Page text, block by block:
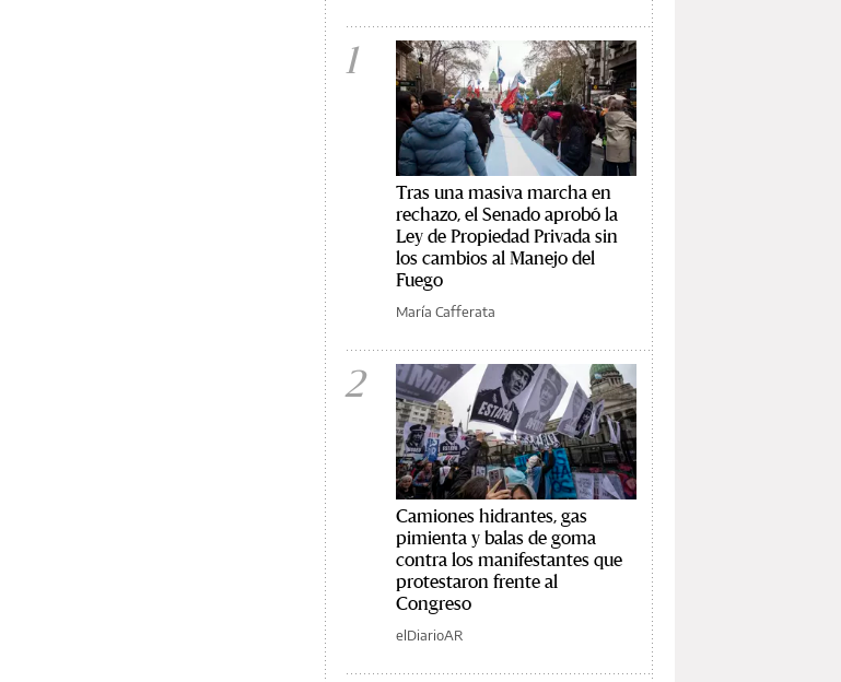
1
Tras una masiva marcha en
rechazo, el Senado aprobó la
Ley de Propiedad Privada sin
los cambios al Manejo del
Fuego
María Cafferata
2
Camiones hidrantes, gas
pimienta y balas de goma
contra los manifestantes que
protestaron frente al
Congreso
elDiarioAR